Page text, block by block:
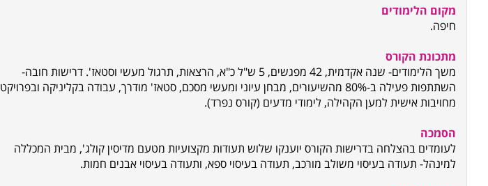
מקום הלימודים
חיפה.
מתכונת הקורס
משך הלימודים- שנה אקדמית, 42 מפגשים, 5 ש"ל כ"א, הרצאות, תרגול מעשי וסטאז'. דרישות חובה-
השתתפות פעילה ב-80% מהשיעורים, מבחן עיוני ומעשי מסכם, סטאז' מודרך, עבודה בקליניקה ובפרויקט
מחויבות אישית למען הקהילה, לימודי מדעים (קורס נפרד).
הסמכה
לעומדים בהצלחה בדרישות הקורס יוענקו שלוש תעודות מקצועיות מטעם מדיסין קולג', מבית המכללה
למינהל- תעודה בעיסוי משולב מורכב, תעודה בעיסוי ספא, ותעודה בעיסוי אבנים חמות.